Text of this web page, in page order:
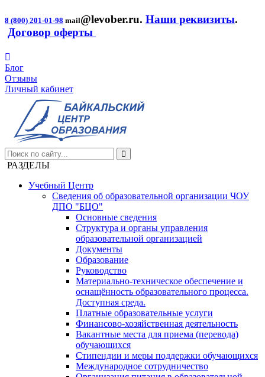
8 (800) 201-01-98 mail@levober.ru. Наши реквизиты.
Договор оферты
Блог
Отзывы
Личный кабинет
РАЗДЕЛЫ
Учебный Центр
Сведения об образовательной организации ЧОУ
ДПО "БЦО"
Основные сведения
Структура и органы управления
образовательной организацией
Документы
Образование
Руководство
Материально-техническое обеспечение и
оснащённость образовательного процесса.
Доступная среда.
Платные образовательные услуги
Финансово-хозяйственная деятельность
Вакантные места для приема (перевода)
обучающихся
Стипендии и меры поддержки обучающихся
Международное сотрудничество